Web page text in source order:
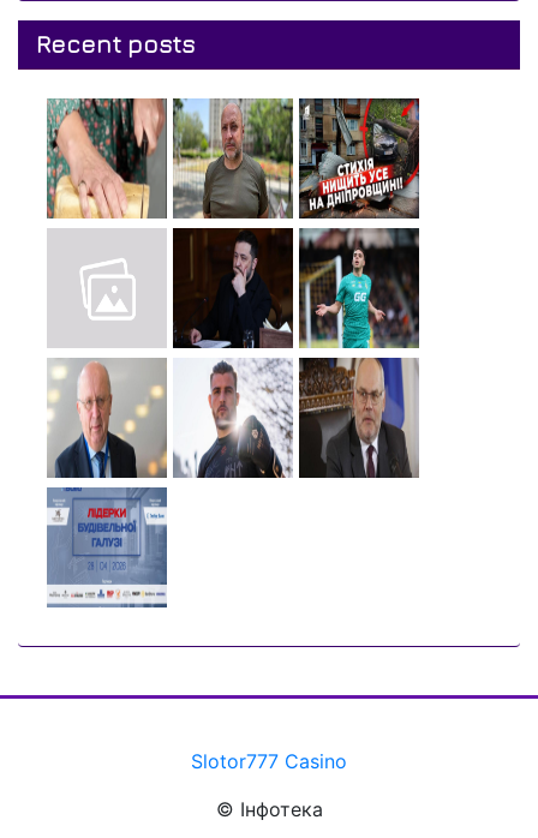
Recent posts
Slotor777 Casino
© Інфотека